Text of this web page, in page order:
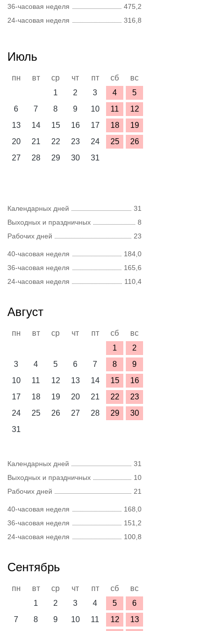
36-часовая неделя
475,2
24-часовая неделя
316,8
Июль
пн вт ср чт пт сб
вс
1
2 3 4
5
6
7 8 9 10 11
12
13
14 15 16 17 18
19
20
21 22 23 24 25
26
27
28 29 30 31
Календарных дней
31
Выходных и праздничных
8
Рабочих дней
23
40-часовая неделя
184,0
36-часовая неделя
165,6
24-часовая неделя
110,4
Август
пн вт ср чт пт сб
вс
1
2
3
4 5 6 7 8
9
10
11 12 13 14 15
16
17
18 19 20 21 22
23
24
25 26 27 28 29
30
31
Календарных дней
31
Выходных и праздничных
10
Рабочих дней
21
40-часовая неделя
168,0
36-часовая неделя
151,2
24-часовая неделя
100,8
Сентябрь
пн вт ср чт пт сб
вс
1
2 3 4 5
6
7
8 9 10 11 12
13